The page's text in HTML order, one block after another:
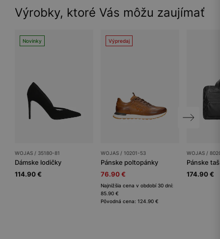
Výrobky, ktoré Vás môžu zaujímať
Novinky
WOJAS / 35180-81
Dámske lodičky
114.90 €
Výpredaj
WOJAS / 10201-53
Pánske poltopánky
76.90 €
Najnižšia cena v období 30 dní:
85.90 €
Pôvodná cena: 124.90 €
WOJAS /
174.90 €